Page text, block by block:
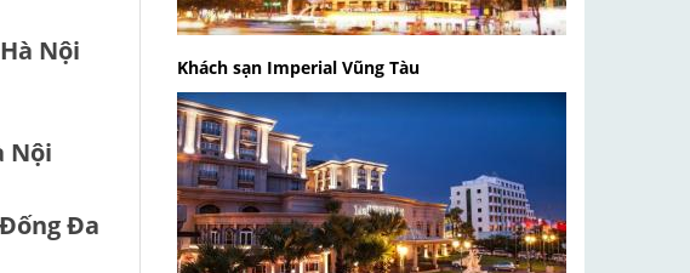
Nội
Nội
Đa
Khách sạn Imperial Vũng Tàu